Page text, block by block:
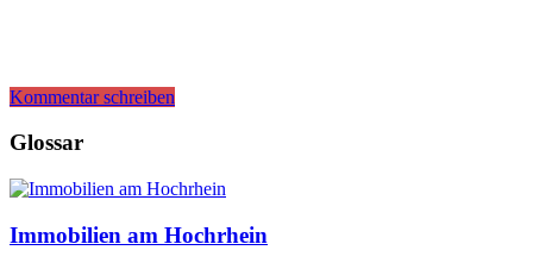
Kommentar schreiben
Glossar
Immobilien am Hochrhein